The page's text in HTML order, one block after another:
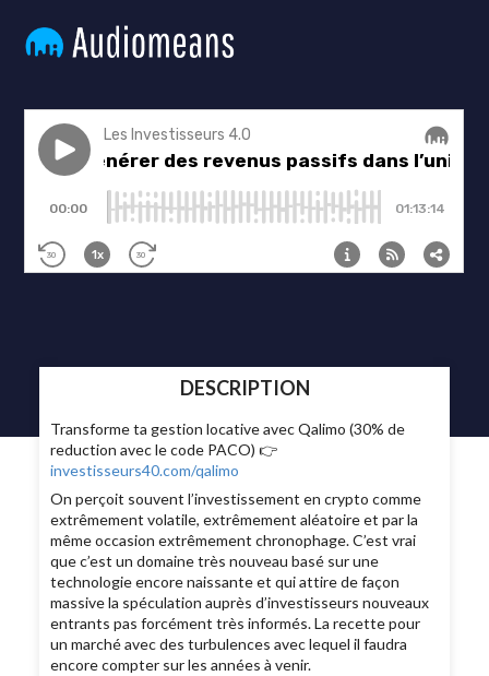
DESCRIPTION
Transforme ta gestion locative avec Qalimo (30% de
reduction avec le code PACO) 👉
investisseurs40.com/qalimo
On perçoit souvent l’investissement en crypto comme
extrêmement volatile, extrêmement aléatoire et par la
même occasion extrêmement chronophage. C’est vrai
que c’est un domaine très nouveau basé sur une
technologie encore naissante et qui attire de façon
massive la spéculation auprès d’investisseurs nouveaux
entrants pas forcément très informés. La recette pour
un marché avec des turbulences avec lequel il faudra
encore compter sur les années à venir.